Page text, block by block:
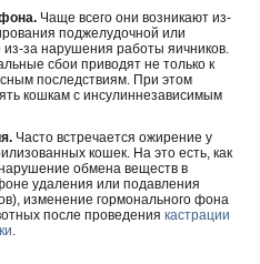
Чаще всего они возникают из-
поджелудочной или
за нарушения работы яичников.
сбои приводят не только к
последствиям. При этом
кошкам с инсулиннезависимым
Часто встречается ожирение у
кошек. На это есть, как
обмена веществ в
удаления или подавления
изменение гормонального фона
после проведения кастрации
.